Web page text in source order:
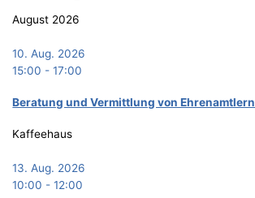
August 2026
10. Aug. 2026
15:00 -17:00
Bera­tung und Ver­mitt­lung von Ehrenamtlern
Kaffeehaus
13. Aug. 2026
10:00 -12:00